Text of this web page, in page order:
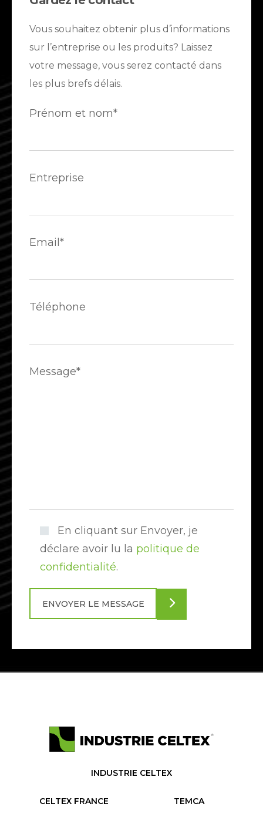
Vous souhaitez obtenir plus d’informations
sur l’entreprise ou les produits? Laissez
votre message, vous serez contacté dans
les plus brefs délais.
Prénom et nom*
Entreprise
Email*
Téléphone
Message*
En cliquant sur Envoyer, je
déclare avoir lu la politique de
confidentialité.
INDUSTRIE CELTEX
CELTEX FRANCE TEMCA